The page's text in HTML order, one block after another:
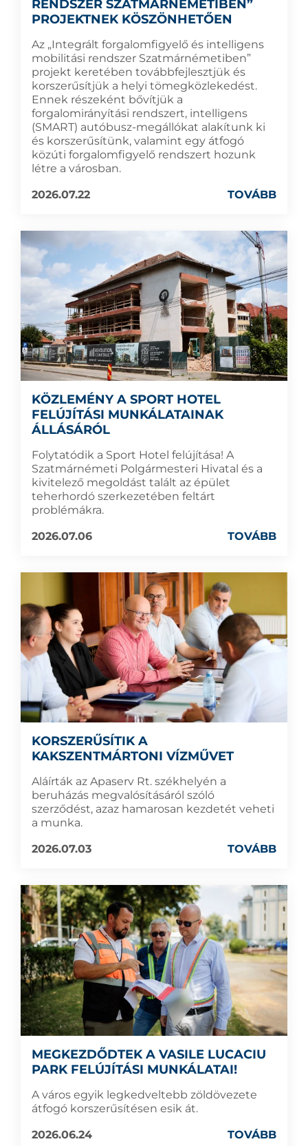
RENDSZER SZATMÁRNÉMETIBEN”
PROJEKTNEK KÖSZÖNHETŐEN
Az „Integrált forgalomfigyelő és intelligens
mobilitási rendszer Szatmárnémetiben”
projekt keretében továbbfejlesztjük és
korszerűsítjük a helyi tömegközlekedést.
Ennek részeként bővítjük a
forgalomirányítási rendszert, intelligens
(SMART) autóbusz-megállókat alakítunk ki
és korszerűsítünk, valamint egy átfogó
közúti forgalomfigyelő rendszert hozunk
létre a városban.
2026.07.22
TOVÁBB
KÖZLEMÉNY A SPORT HOTEL
FELÚJÍTÁSI MUNKÁLATAINAK
ÁLLÁSÁRÓL
Folytatódik a Sport Hotel felújítása! A
Szatmárnémeti Polgármesteri Hivatal és a
kivitelező megoldást talált az épület
teherhordó szerkezetében feltárt
problémákra.
2026.07.06
TOVÁBB
KORSZERŰSÍTIK A
KAKSZENTMÁRTONI VÍZMŰVET
Aláírták az Apaserv Rt. székhelyén a
beruházás megvalósításáról szóló
szerződést, azaz hamarosan kezdetét veheti
a munka.
2026.07.03
TOVÁBB
MEGKEZDŐDTEK A VASILE LUCACIU
PARK FELÚJÍTÁSI MUNKÁLATAI!
A város egyik legkedveltebb zöldövezete
átfogó korszerűsítésen esik át.
2026.06.24
TOVÁBB